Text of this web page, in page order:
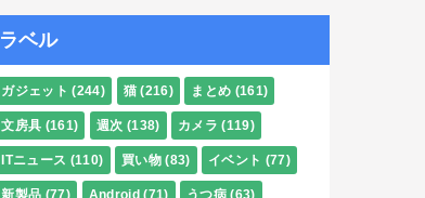
ラベル
ガジェット (244) 猫 (216) まとめ (161)
文房具 (161) 週次 (138) カメラ (119)
ITニュース (110) 買い物 (83) イベント (77)
新製品 (77) Android (71) うつ病 (63)